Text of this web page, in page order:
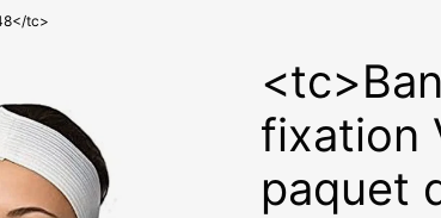
tc>
fixation
paquet